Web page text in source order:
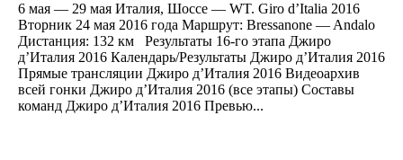
6 мая — 29 мая Италия, Шоссе — WT. Giro d’Italia 2016
Вторник 24 мая 2016 года Маршрут: Bressanone — Andalo
Дистанция: 132 км Результаты 16-го этапа Джиро
д’Италия 2016 Календарь/Результаты Джиро д’Италия 2016
Прямые трансляции Джиро д’Италия 2016 Видеоархив
всей гонки Джиро д’Италия 2016 (все этапы) Составы
команд Джиро д’Италия 2016 Превью...